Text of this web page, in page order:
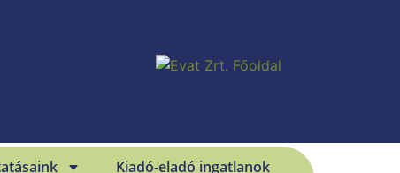
Kiadó-eladó ingatlanok